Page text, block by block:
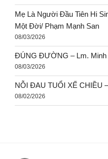
Mẹ Là Người Đầu Tiên Hi
Một Đời/ Phạm Mạnh San
08/03/2026
ĐÚNG ĐƯỜNG – Lm. Minh
08/03/2026
NỖI ĐAU TUỔI XẾ CHIỀU
08/02/2026